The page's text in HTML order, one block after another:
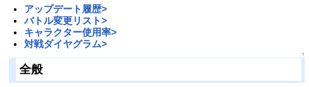
アップデート履歴>
バトル変更リスト>
キャラクター使用率>
対戦ダイヤグラム>
↑
全般